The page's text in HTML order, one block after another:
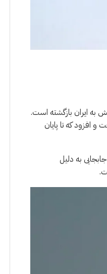
به ایران بازگشته است.
افزود که تا پایان
به دلیل